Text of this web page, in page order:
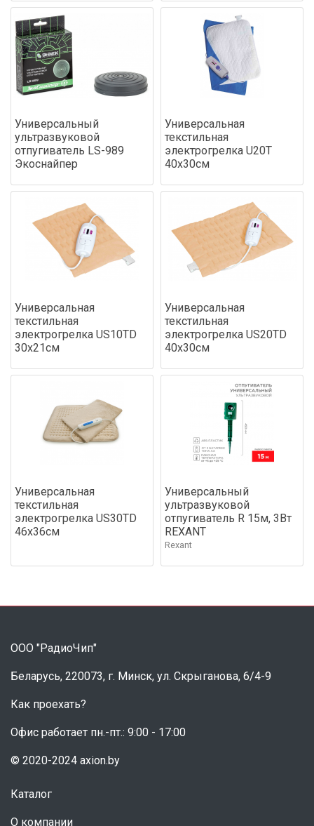
Универсальный
ультразвуковой
отпугиватель LS-989
Экоснайпер
Универсальная
текстильная
электрогрелка U20T
40х30см
Универсальная
текстильная
электрогрелка US10TD
30х21см
Универсальная
текстильная
электрогрелка US20TD
40х30см
Универсальная
текстильная
электрогрелка US30TD
46х36см
Универсальный
ультразвуковой
отпугиватель R 15м, 3Вт
REXANT
Rexant
ООО "РадиоЧип"
Беларусь, 220073, г. Минск, ул. Скрыганова, 6/4-9
Как проехать?
Офис работает пн.-пт.: 9:00 - 17:00
© 2020-2024 axion.by
Каталог
О компании